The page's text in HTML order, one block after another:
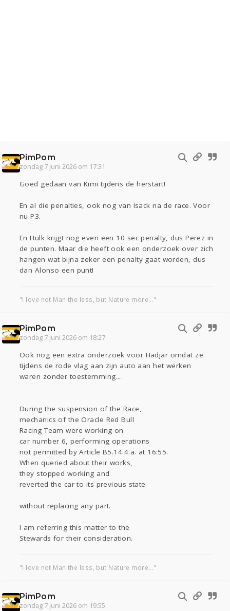
PimPom
zondag 7 juni 2026 om 17:31
Goed gedaan van Kimi tijdens de herstart!
En al die penalties, ook nog van Isack na de race. Voor
nu P3.
En Hulk krijgt nog even een 10 sec penalty, dus Perez in
de punten. Maar die heeft ook een onderzoek over zich
hangen wat bijna zeker een penalty gaat worden, dus
dan Alonso een punt!
"I love not Man the less, but Nature more..."
PimPom
zondag 7 juni 2026 om 18:27
Ook nog een extra onderzoek voor Hadjar omdat ze
tijdens de rode vlag aan zijn auto aan het werken
waren zonder toestemming....
During the suspension of the Race,
mechanics of the Oracle Red Bull
Racing Team were working on
car number 6, performing operations
not permitted by Article B5.14.4.a. at 16:55.
When queried about their works,
they stopped working and
reverted the car to its previous state
without replacing any part.
I am referring this matter to the
Stewards for their consideration.
"I love not Man the less, but Nature more..."
PimPom
zondag 7 juni 2026 om 19:55